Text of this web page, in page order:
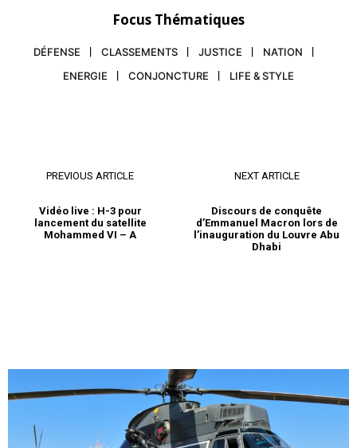
Focus Thématiques
DÉFENSE CLASSEMENTS JUSTICE
NATION
ENERGIE
CONJONCTURE LIFE & STYLE
PREVIOUS ARTICLE
Vidéo live : H-3 pour
lancement du satellite
Mohammed VI – A
NEXT ARTICLE
Discours de conquête
d’Emmanuel Macron lors de
l’inauguration du Louvre Abu
Dhabi